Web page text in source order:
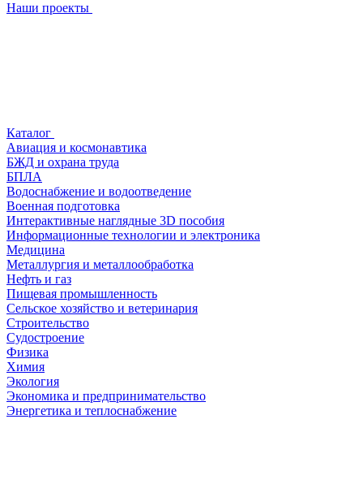
Наши проекты
Каталог
Авиация и космонавтика
БЖД и охрана труда
БПЛА
Водоснабжение и водоотведение
Военная подготовка
Интерактивные наглядные 3D пособия
Информационные технологии и электроника
Медицина
Металлургия и металлообработка
Нефть и газ
Пищевая промышленность
Сельское хозяйство и ветеринария
Строительство
Судостроение
Физика
Химия
Экология
Экономика и предпринимательство
Энергетика и теплоснабжение